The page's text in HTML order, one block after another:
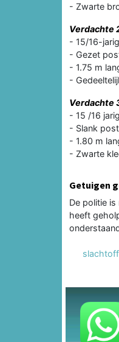
- Zwarte
Verdachte
- 15/16-
- Gezet
- 1.75 m
-
Verdachte
- 15 /16
- Slank
- 1.80 m
- Zwarte
Getuigen
De politie
heeft